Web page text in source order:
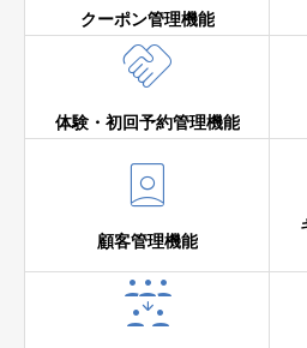
クーポン管理機能

体験・初回予約管理機能

顧客管理機能
